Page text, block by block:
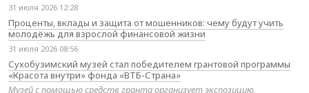
31 июля 2026 12:28
Проценты, вклады и защита от мошенников: чему будут учить
молодёжь для взрослой финансовой жизни
31 июля 2026 08:56
Сухобузимский музей стал победителем грантовой программы
«Красота внутри» фонда «ВТБ-Страна»
Музей с помощью средств гранта организует экспозицию,